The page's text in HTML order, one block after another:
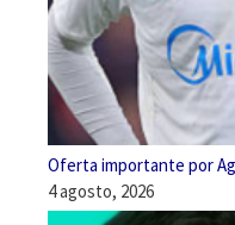
Oferta importante por
4 agosto, 2026